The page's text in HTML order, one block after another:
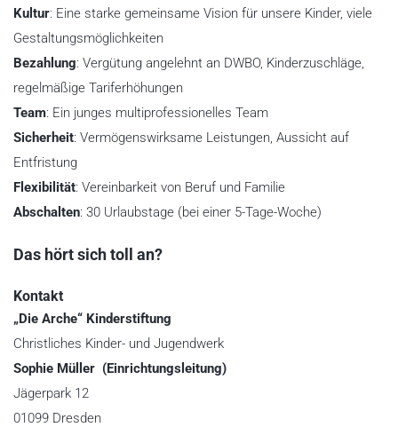
Kultur: Eine starke gemeinsame Vision für unsere Kinder, viele
Gestaltungsmöglichkeiten
Bezahlung: Vergütung angelehnt an DWBO, Kinderzuschläge,
regelmäßige Tariferhöhungen
Team: Ein junges multiprofessionelles Team
Sicherheit: Vermögenswirksame Leistungen, Aussicht auf
Entfristung
Flexibilität: Vereinbarkeit von Beruf und Familie
Abschalten: 30 Urlaubstage (bei einer 5-Tage-Woche)
Das hört sich toll an?
K
l
i
c
k
e
Kontakt
„Die Arche“ Kinderstiftung
Christliches Kinder- und Jugendwerk
Sophie Müller (Einrichtungsleitung)
Jägerpark 12
01099 Dresden